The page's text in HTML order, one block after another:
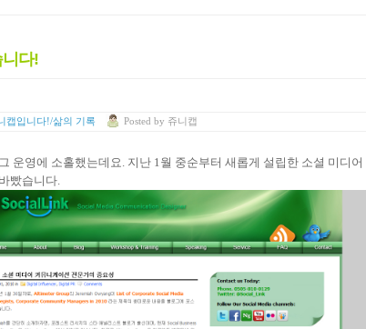
다!
캡입니다!/삶의 기록 Posted by 쥬니캡
운영에 소홀했는데요 지난 1 월 중순부터 새롭게 설립한 소셜 미디
빴습니다